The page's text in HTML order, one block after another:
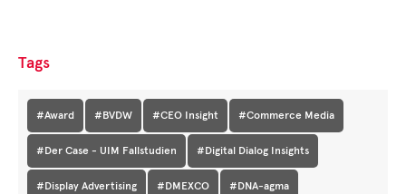
Tags
#Award #BVDW #CEO Insight #Commerce Media
#Der Case - UIM Fallstudien #Digital Dialog Insights
#Display Advertising #DMEXCO #DNA-agma